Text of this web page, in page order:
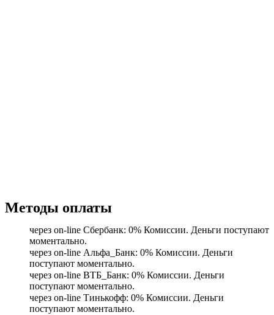
Методы оплаты
через on-line Сбербанк: 0% Комиссии. Деньги поступают
моментально.
через on-line Альфа_Банк: 0% Комиссии. Деньги
поступают моментально.
через on-line ВТБ_Банк: 0% Комиссии. Деньги
поступают моментально.
через on-line Тинькофф: 0% Комиссии. Деньги
поступают моментально.